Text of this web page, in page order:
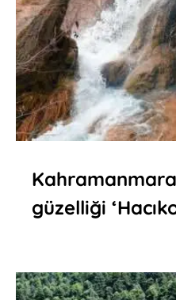
güzelliği